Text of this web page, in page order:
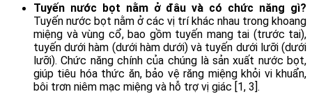
Tuyến nước bọt nằm ở đâu và có chức năng gì?
Tuyến nước bọt nằm ở các vị trí khác nhau trong khoang
miệng và vùng cổ, bao gồm tuyến mang tai (trước tai),
tuyến dưới hàm (dưới hàm dưới) và tuyến dưới lưỡi (dưới
lưỡi). Chức năng chính của chúng là sản xuất nước bọt,
giúp tiêu hóa thức ăn, bảo vệ răng miệng khỏi vi khuẩn,
bôi trơn niêm mạc miệng và hỗ trợ vị giác [1, 3].